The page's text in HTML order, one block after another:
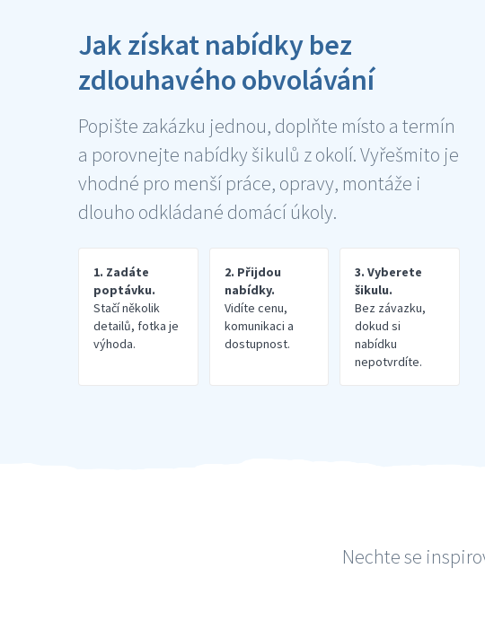
Jak získat nabídky bez
zdlouhavého obvolávání
Popište zakázku jednou, doplňte místo a termín
a porovnejte nabídky šikulů z okolí. Vyřešmito je
vhodné pro menší práce, opravy, montáže i
dlouho odkládané domácí úkoly.
1. Zadáte
poptávku.
Stačí několik
detailů, fotka je
výhoda.
2. Přijdou
nabídky.
Vidíte cenu,
komunikaci a
dostupnost.
3. Vyberete
šikulu.
Bez závazku,
dokud si
nabídku
nepotvrdíte.
Nechte se